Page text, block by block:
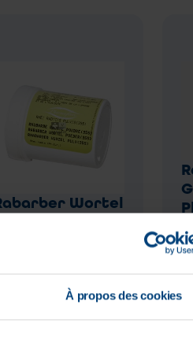
À propos des cookies
Wortel
,87
voorraad